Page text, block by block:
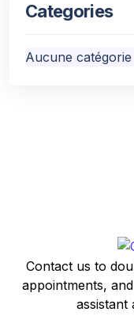
Categories
Aucune catégorie
Contact us to
appointments,
assistant